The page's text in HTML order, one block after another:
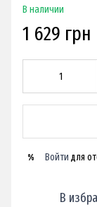
В наличии
1 629 грн
% Войти для
В